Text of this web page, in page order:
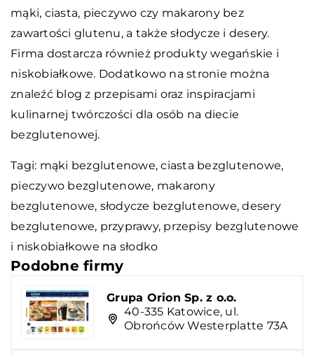
mąki, ciasta, pieczywo czy makarony bez
zawartości glutenu, a także słodycze i desery.
Firma dostarcza również produkty wegańskie i
niskobiałkowe. Dodatkowo na stronie można
znaleźć blog z przepisami oraz inspiracjami
kulinarnej twórczości dla osób na diecie
bezglutenowej.
Tagi: mąki bezglutenowe, ciasta bezglutenowe,
pieczywo bezglutenowe, makarony
bezglutenowe, słodycze bezglutenowe, desery
bezglutenowe, przyprawy, przepisy bezglutenowe
i niskobiałkowe na słodko
Podobne firmy
Grupa Orion Sp. z o.o.
40-335 Katowice, ul.
Obrońców Westerplatte 73A